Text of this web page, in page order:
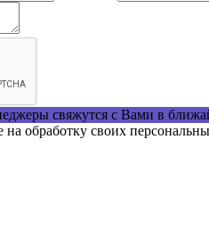
свяжутся с Вами в
обработку своих